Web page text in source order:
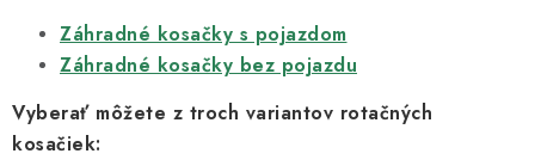
ý
p
Záhradné kosačky s pojazdom
Záhradné kosačky bez pojazdu
Vyberať môžete z troch variantov rotačných
kosačiek: